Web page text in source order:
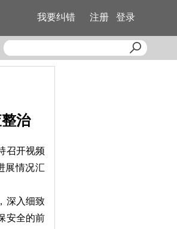
我要纠错 注册 登录
治
召开视频
展情况汇
深入细致
安全的前